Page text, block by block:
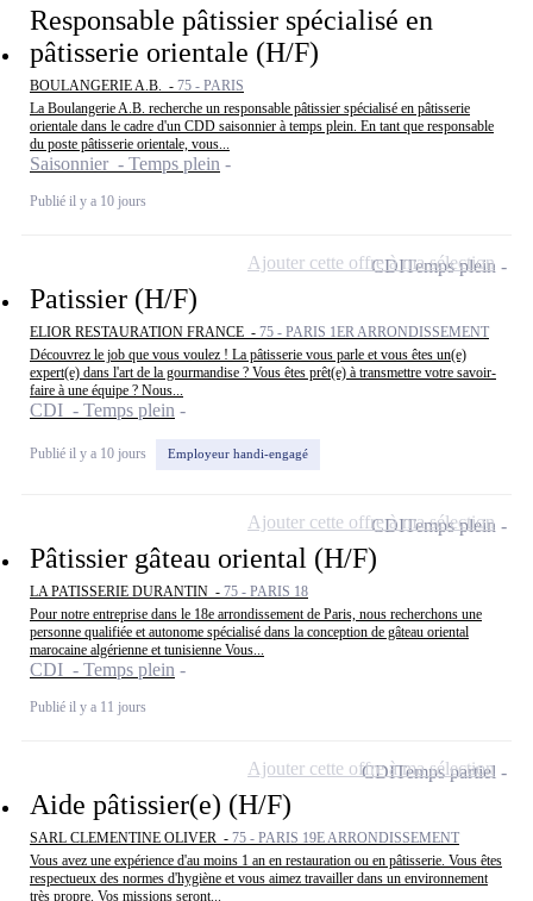
Responsable pâtissier spécialisé en
pâtisserie orientale (H/F)
BOULANGERIE A.B. - 75 - PARIS
La Boulangerie A.B. recherche un responsable pâtissier spécialisé en pâtisserie
orientale dans le cadre d'un CDD saisonnier à temps plein. En tant que responsable
du poste pâtisserie orientale, vous...
Saisonnier - Temps plein
Publié il y a 10 jours
Patissier (H/F)
ELIOR RESTAURATION FRANCE - 75 - PARIS 1ER ARRONDISSEMENT
Découvrez le job que vous voulez ! La pâtisserie vous parle et vous êtes un(e)
expert(e) dans l'art de la gourmandise ? Vous êtes prêt(e) à transmettre votre savoir-
faire à une équipe ? Nous...
CDI - Temps plein
Publié il y a 10 jours Employeur handi-engagé
CDITemps plein
Ajouter cette offre à ma sélection
Pâtissier gâteau oriental (H/F)
LA PATISSERIE DURANTIN - 75 - PARIS 18
Pour notre entreprise dans le 18e arrondissement de Paris, nous recherchons une
personne qualifiée et autonome spécialisé dans la conception de gâteau oriental
marocaine algérienne et tunisienne Vous...
CDI - Temps plein
Publié il y a 11 jours
CDITemps plein
Ajouter cette offre à ma sélection
Aide pâtissier(e) (H/F)
SARL CLEMENTINE OLIVER - 75 - PARIS 19E ARRONDISSEMENT
Vous avez une expérience d'au moins 1 an en restauration ou en pâtisserie. Vous êtes
respectueux des normes d'hygiène et vous aimez travailler dans un environnement
très propre. Vos missions seront...
CDITemps partiel
Ajouter cette offre à ma sélection